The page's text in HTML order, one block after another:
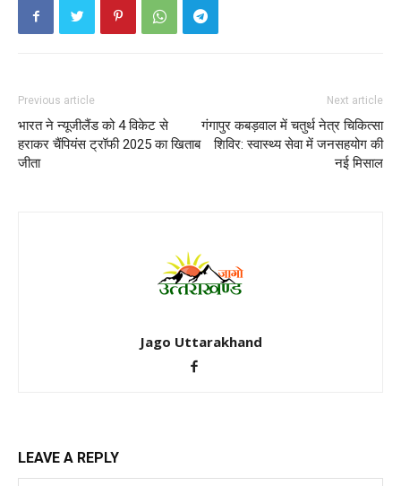
Previous article
भारत ने न्यूजीलैंड को 4 विकेट से
हराकर चैंपियंस ट्रॉफी 2025 का खिताब
जीता
Next article
गंगापुर कबड़वाल में चतुर्थ नेत्र चिकित्सा
शिविर: स्वास्थ्य सेवा में जनसहयोग की
नई मिसाल
Jago Uttarakhand
LEAVE A REPLY